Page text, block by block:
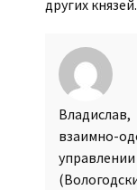
других князей.